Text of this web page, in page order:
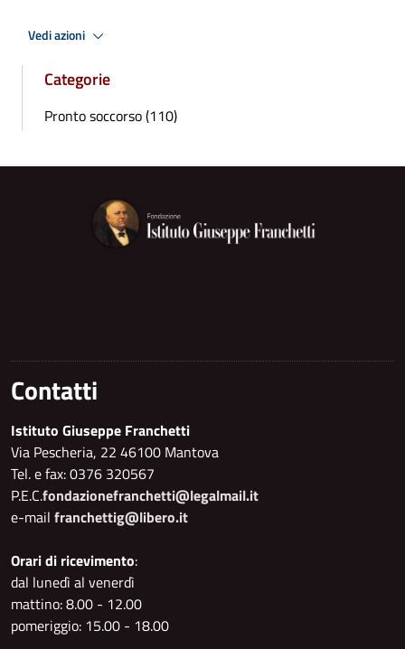
Vedi azioni
Categorie
Pronto soccorso (110)
Contatti
Istituto Giuseppe Franchetti
Via Pescheria, 22 46100 Mantova
Tel. e fax: 0376 320567
P.E.C.fondazionefranchetti@legalmail.it
e-mail franchettig@libero.it
Orari di ricevimento:
dal lunedì al venerdì
mattino: 8.00 - 12.00
pomeriggio: 15.00 - 18.00